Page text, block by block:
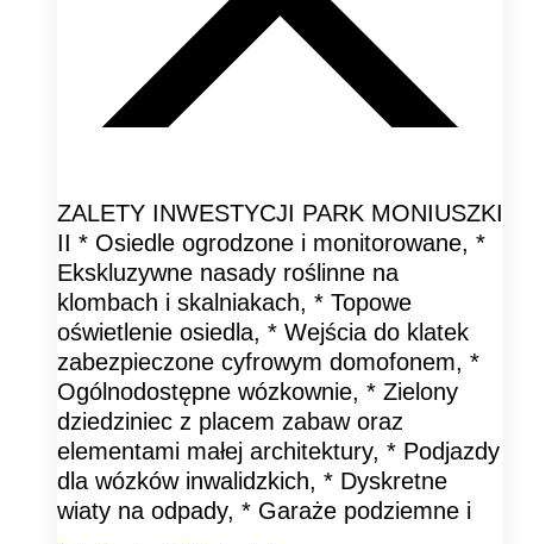
ZALETY INWESTYCJI PARK MONIUSZKI
II * Osiedle ogrodzone i monitorowane, *
Ekskluzywne nasady roślinne na
klombach i skalniakach, * Topowe
oświetlenie osiedla, * Wejścia do klatek
zabezpieczone cyfrowym domofonem, *
Ogólnodostępne wózkownie, * Zielony
dziedziniec z placem zabaw oraz
elementami małej architektury, * Podjazdy
dla wózków inwalidzkich, * Dyskretne
wiaty na odpady, * Garaże podziemne i